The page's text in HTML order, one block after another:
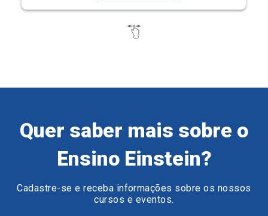
Quer saber mais sobre o
Ensino Einstein?
Cadastre-se e receba informações sobre os nossos
cursos e eventos.